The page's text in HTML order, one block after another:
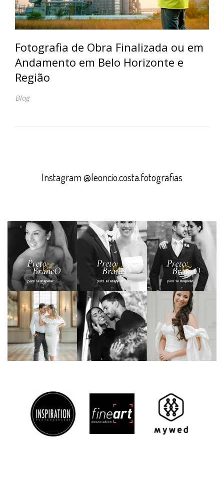
Fotografia de Obra Finalizada ou em
Andamento em Belo Horizonte e
Região
Blog
Instagram @leoncio.costa.fotografias